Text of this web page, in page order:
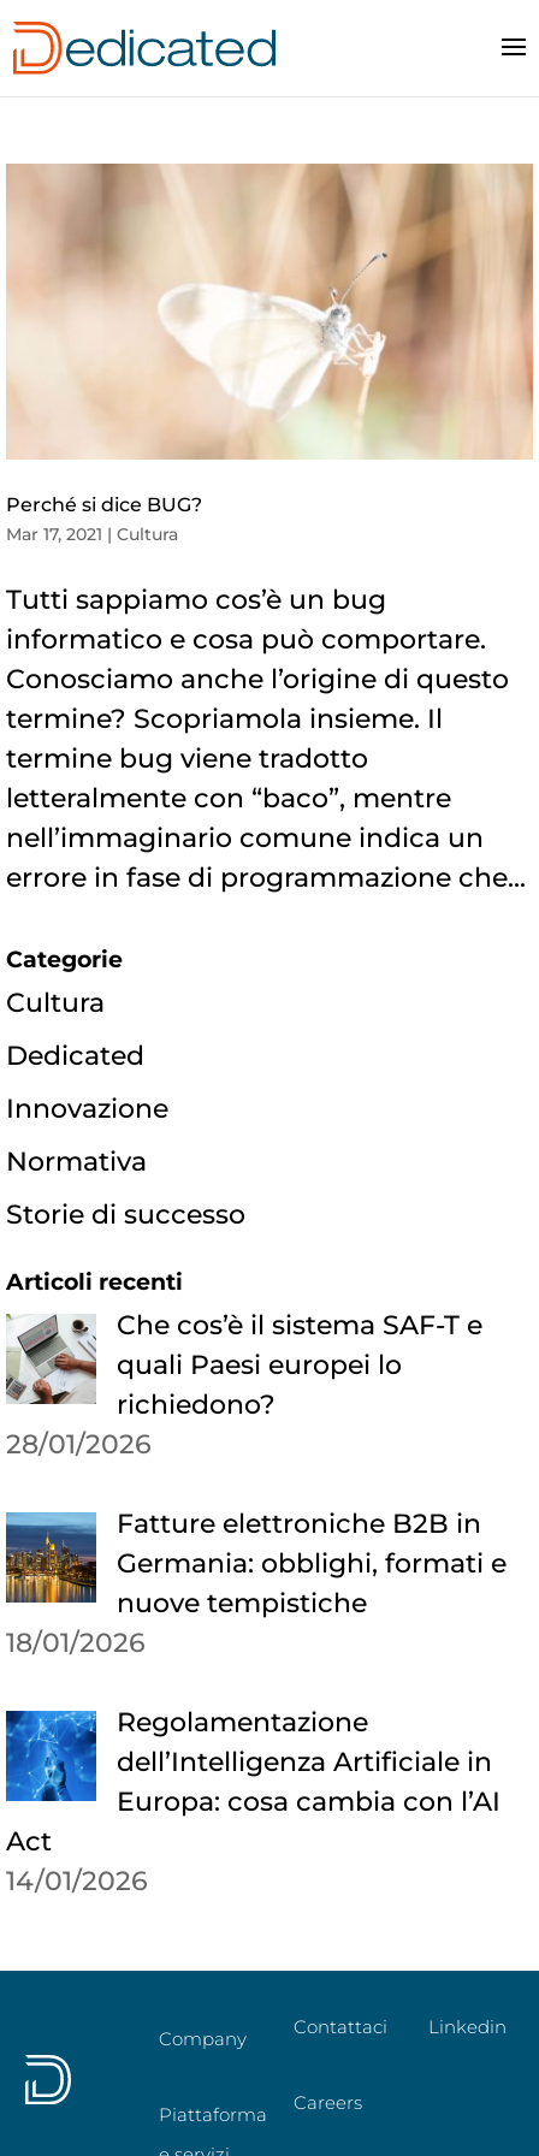
Perché si dice BUG?
Mar 17, 2021 | Cultura
Tutti sappiamo cos’è un bug
informatico e cosa può comportare.
Conosciamo anche l’origine di questo
termine? Scopriamola insieme. Il
termine bug viene tradotto
letteralmente con “baco”, mentre
nell’immaginario comune indica un
errore in fase di programmazione che...
Categorie
Cultura
Dedicated
Innovazione
Normativa
Storie di successo
Articoli recenti
Che cos’è il sistema SAF-T e
quali Paesi europei lo
richiedono?
28/01/2026
Fatture elettroniche B2B in
Germania: obblighi, formati e
nuove tempistiche
18/01/2026
Regolamentazione
dell’Intelligenza Artificiale in
Europa: cosa cambia con l’AI
Act
14/01/2026
Company
Piattaforma
Contattaci
Careers
Linkedin